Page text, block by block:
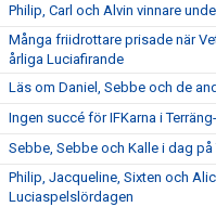
Philip, Carl och Alvin vinnare
Många friidrottare prisade när
årliga Luciafirande
Läs om Daniel, Sebbe och de
Ingen succé för IFKarna i
Sebbe, Sebbe och Kalle i dag på
Philip, Jacqueline, Sixten och
Luciaspelslördagen